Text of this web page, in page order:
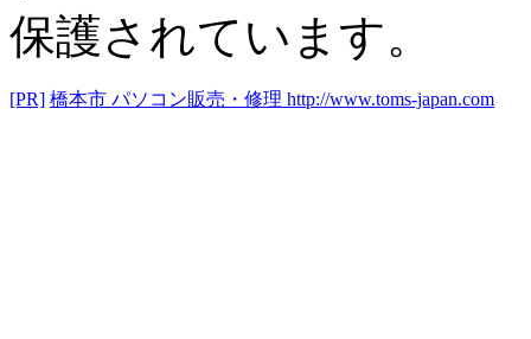
保護されています。
[PR] 橋本市 パソコン販売・修理 http://www.toms-japan.com